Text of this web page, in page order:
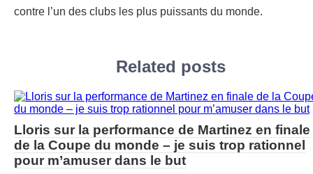
contre l’un des clubs les plus puissants du monde.
Related posts
Lloris sur la performance de Martinez en finale
de la Coupe du monde – je suis trop rationnel
pour m’amuser dans le but